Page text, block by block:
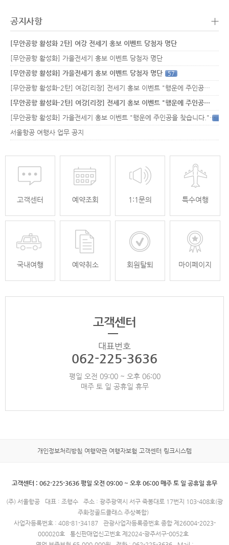
공지사항 +
[무안공항 활성화 2탄] 여강 전세기 홍보 이벤트 당첨자 명단
[무안공항 활성화] 가을전세기 홍보 이벤트 당첨자 명단
[무안공항 활성화] 가을전세기 홍보 이벤트 당첨자 명단
57
[무안공항 활성화-2탄] 여강[리장] 전세기 홍보 이벤트 "행운에 주인공…
[무안공항 활성화-2탄] 여강[리장] 전세기 홍보 이벤트 "행운에 주인공…
[무안공항 활성화] 가을전세기 홍보 이벤트 "행운에 주인공을 찾습니다."33
서울항공 여행사 업무 공지
고객센터 예약조회 1:1문의 특수여행
국내여행 예약취소 회원탈퇴 마이페이지
고객센터
대표번호
062-225-3636
평일 오전 09:00 ~ 오후 06:00
매주 토 일 공휴일 휴무
개인정보처리방침 여행약관 여행자보험 고객센터 링크시스템
고객센터 : 062-225-3636 평일 오전 09:00 ~ 오후 06:00 매주 토 일 공휴일 휴무
(주) 서울항공 대표 : 조행수
주소 : 광주광역시 서구 죽봉대로 17번지 103-408호(광
주화정골드클래스 주상복합)
사업자등록번호 : 408-81-34187
관광사업자등록증번호 종합 제26004-2023-
000020호
통신판매업신고번호 제2024-광주서구-0052호